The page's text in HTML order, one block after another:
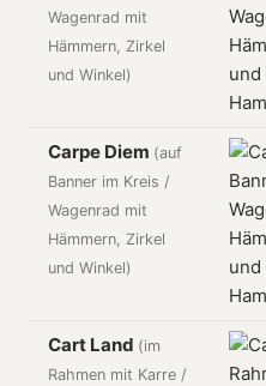
Wagenrad mit
Hämmern, Zirkel
und Winkel)
Carpe Diem (auf
Banner im Kreis /
Wagenrad mit
Hämmern, Zirkel
und Winkel)
Cart Land (im
Rahmen mit Karre /